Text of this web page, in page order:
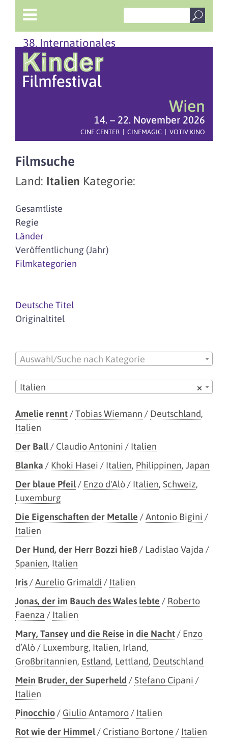
38. Internationales
Wien
14. – 22. November 2026
CINE CENTER | CINEMAGIC | VOTIV KINO
Filmsuche
Land: Italien Kategorie:
Gesamtliste
Regie
Länder
Veröffentlichung (Jahr)
Filmkategorien
Deutsche Titel
Originaltitel
Auswahl/Suche nach Kategorie
×
Italien
Amelie rennt/Tobias Wiemann / Deutschland,
Italien
Der Ball/ Claudio Antonini / Italien
Blanka / Khoki Hasei / Italien, Philippinen, Japan
Der blaue Pfeil/ Enzo d'Alò/ Italien, Schweiz,
Luxemburg
Die Eigenschaften der Metalle /Antonio Bigini /
Italien
Der Hund, der Herr Bozzi hieß/ Ladislao Vajda /
Spanien, Italien
Iris/Aurelio Grimaldi / Italien
Jonas, der im Bauch des Wales lebte / Roberto
Faenza / Italien
Mary, Tansey und die Reise in die Nacht/ Enzo
d’Alò/ Luxemburg, Italien, Irland,
Großbritannien, Estland, Lettland, Deutschland
Mein Bruder, der Superheld /Stefano Cipani /
Italien
Pinocchio/ Giulio Antamoro/ Italien
Rot wie der Himmel/ Cristiano Bortone / Italien